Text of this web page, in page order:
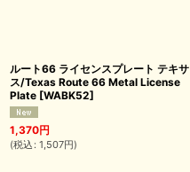
ルート66 ライセンスプレート テキサ
ス/Texas Route 66 Metal License
Plate [WABK52]
1,370円
(税込 : 1,507円)